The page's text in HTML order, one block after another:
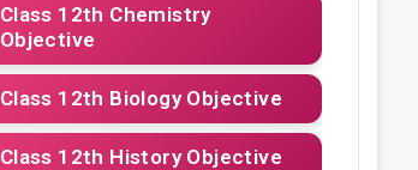
Class 12th Chemistry
Objective
Class 12th Biology Objective
Class 12th History Objective